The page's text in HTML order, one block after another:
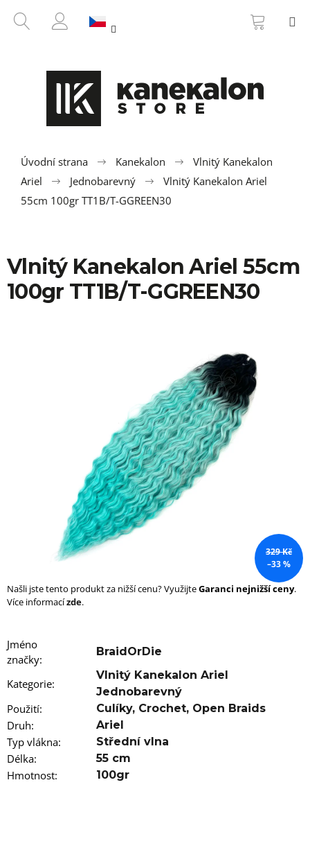
HLEDAT
PŘIHLÁŠENÍ
KOŠÍK
Úvodní strana Kanekalon
Vlnitý Kanekalon
Ariel
Jednobarevný
Vlnitý Kanekalon Ariel
55cm 100gr TT1B/T-GGREEN30
Vlnitý Kanekalon Ariel 55cm
100gr TT1B/T-GGREEN30
329 Kč
–33 %
Našli jste tento produkt za nižší cenu? VyužijteGaranci nejnižší ceny.
Více informacízde.
Jméno
značky:
BraidOrDie
Kategorie:
Vlnitý Kanekalon Ariel
Jednobarevný
Použití: Culíky, Crochet, Open Braids
Druh: Ariel
Typ vlákna: Střední vlna
Délka: 55 cm
Hmotnost: 100gr
ZPĚT
ZPĚT
e
b
e
t
e
HLEDAT
u
č
e
m
100%
JUMBO
BRAID
KANEKALON
4
SUPERBRAID
99